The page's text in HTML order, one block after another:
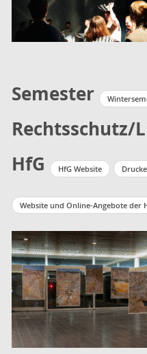
Semester
Rechtsschutz/
HfG
HfG Website
Website und Online-Angebote der